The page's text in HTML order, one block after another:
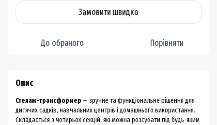
Замовити швидко
До обраного Порівняти
Опис
Стелаж-трансформер — зручне та функціональне рішення для
дитячих садків, навчальних центрів і домашнього використання.
Складається з чотирьох секцій, які можна розсувати під будь-яким